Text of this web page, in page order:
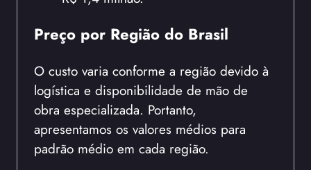
Preço por Região do Brasil
O custo varia conforme a região devido à
logística e disponibilidade de mão de
obra especializada. Portanto,
apresentamos os valores médios para
padrão médio em cada região.